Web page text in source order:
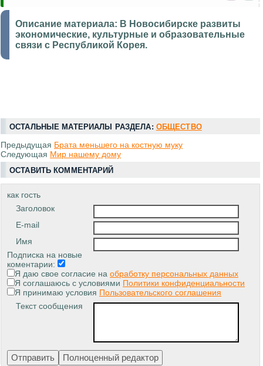
Описание материала: В Новосибирске развиты
экономические, культурные и образовательные
связи с Республикой Корея.
ОСТАЛЬНЫЕ МАТЕРИАЛЫ РАЗДЕЛА: ОБЩЕСТВО
Предыдущая Брата меньшего на костную муку
Следующая Мир нашему дому
ОСТАВИТЬ КОММЕНТАРИЙ
как гость
Заголовок
E-mail
Имя
Подписка на новые
коментарии:
Я даю свое согласие на обработку персональных данных
Я соглашаюсь с условиями Политики конфиденциальности
Я принимаю условия Пользовательского соглашения
Текст сообщения